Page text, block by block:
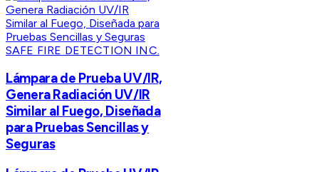
SAFE FIRE DETECTION INC.
Lámpara de Prueba UV/IR,
Genera Radiación UV/IR
Similar al Fuego, Diseñada
para Pruebas Sencillas y
Seguras